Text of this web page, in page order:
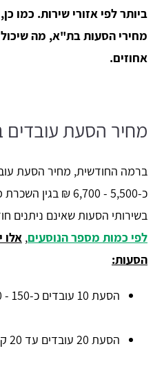
ביותר לפי אזורי שירות. כמו
מחירי הסעות בת"א, מה
אחוזים.
מחיר הסעת עובדים
ברמה החודשית, מחיר הסעת
כ-5,500 - 6,700 ₪
בשירותי הסעות שאינם ניתנים
לפי כמות מספר הנוסעים, אלו
הסעות:
הסעת 10 עובדים כ-150 - 250 ₪ עד 20 ק"מ.
הסעת 20 עובדים עד 20 ק"מ כ-200 - 320 ₪.